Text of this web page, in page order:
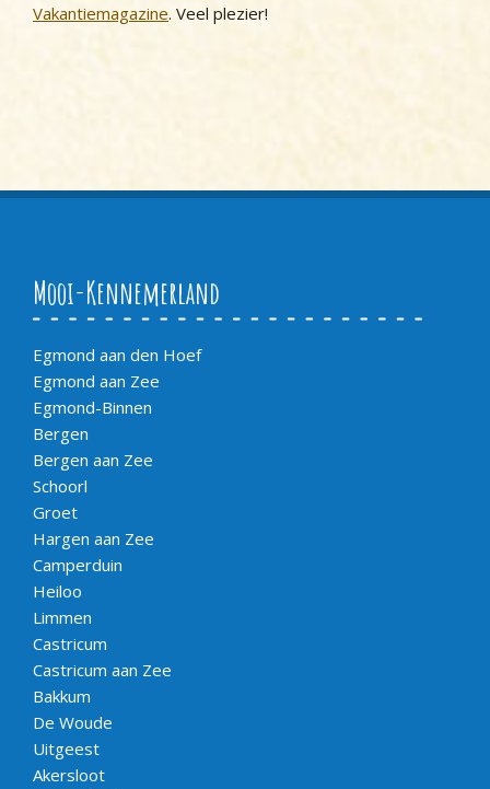
Vakantiemagazine. Veel plezier!
Mooi-Kennemerland
Egmond aan den Hoef
Egmond aan Zee
Egmond-Binnen
Bergen
Bergen aan Zee
Schoorl
Groet
Hargen aan Zee
Camperduin
Heiloo
Limmen
Castricum
Castricum aan Zee
Bakkum
De Woude
Uitgeest
Akersloot